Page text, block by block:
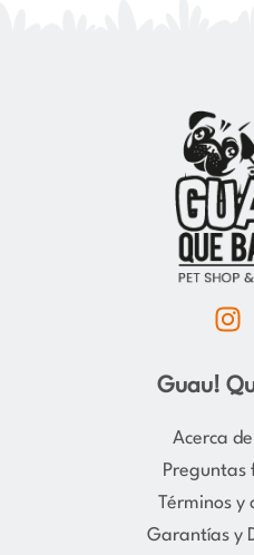
I
s
t
a
r
a
m
Guau!
Acerca
Preguntas
Términos y
Garantías y